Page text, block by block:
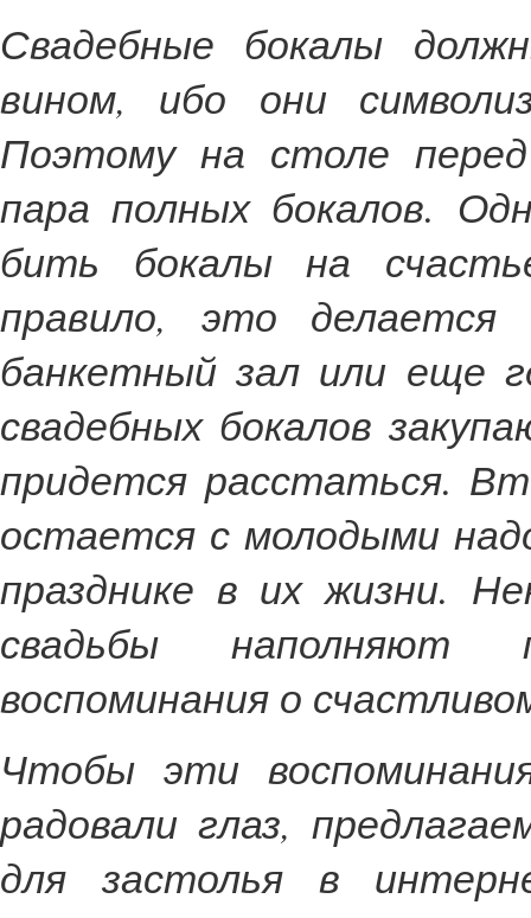
Свадебные бокалы
вином, ибо они
Поэтому на столе
пара полных бокалов.
бить бокалы на
правило, это
банкетный зал или еще
свадебных бокалов
придется расстаться.
остается с молодыми
празднике в их жизни.
свадьбы наполняют
воспоминания о
Чтобы эти
радовали глаз,
для застолья в